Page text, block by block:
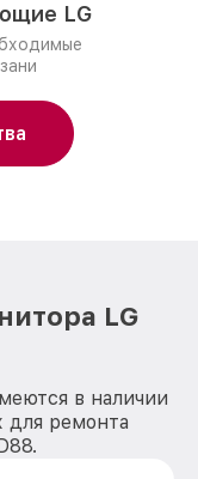
LG
LG
в наличии
для ремонта